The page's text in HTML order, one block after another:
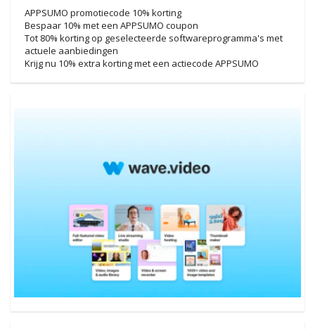
APPSUMO promotiecode 10% korting
Bespaar 10% met een APPSUMO coupon
Tot 80% korting op geselecteerde softwareprogramma's met
actuele aanbiedingen
Krijg nu 10% extra korting met een actiecode APPSUMO